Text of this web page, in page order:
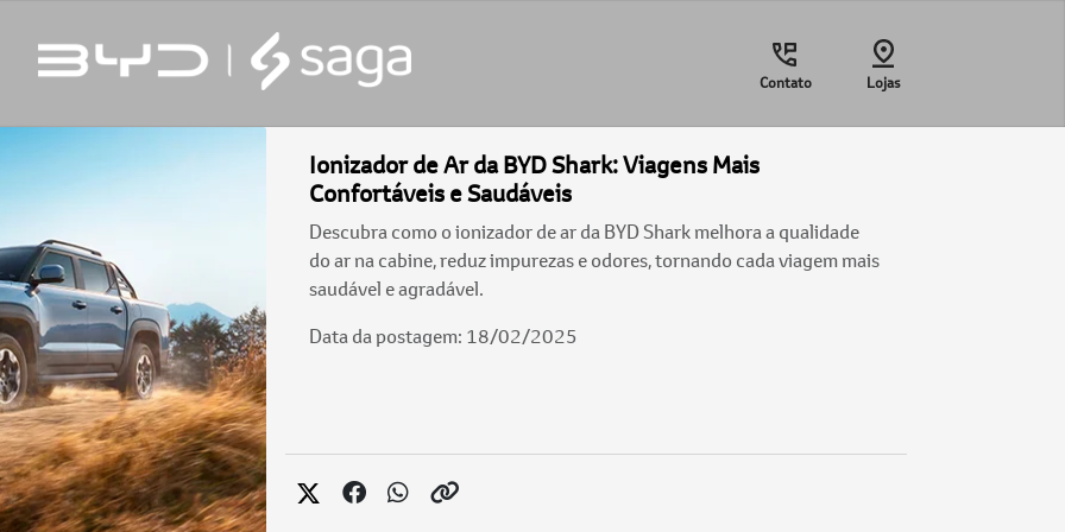
Contato Lojas
Ionizador de Ar da BYD Shark: Viagens Mais
Confortáveis e Saudáveis
Descubra como o ionizador de ar da BYD Shark melhora a qualidade
do ar na cabine, reduz impurezas e odores, tornando cada viagem mais
saudável e agradável.
Data da postagem: 18/02/2025